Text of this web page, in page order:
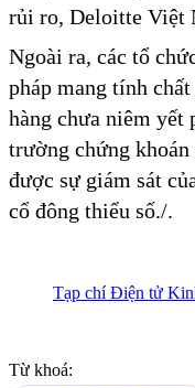
rủi ro, Deloitte Việt
Ngoài ra, các tổ
pháp mang tính
hàng chưa niêm
trường chứng
được sự giám sát
cổ đông thiểu số./.
Tạp chí Điện tử
Từ khoá: